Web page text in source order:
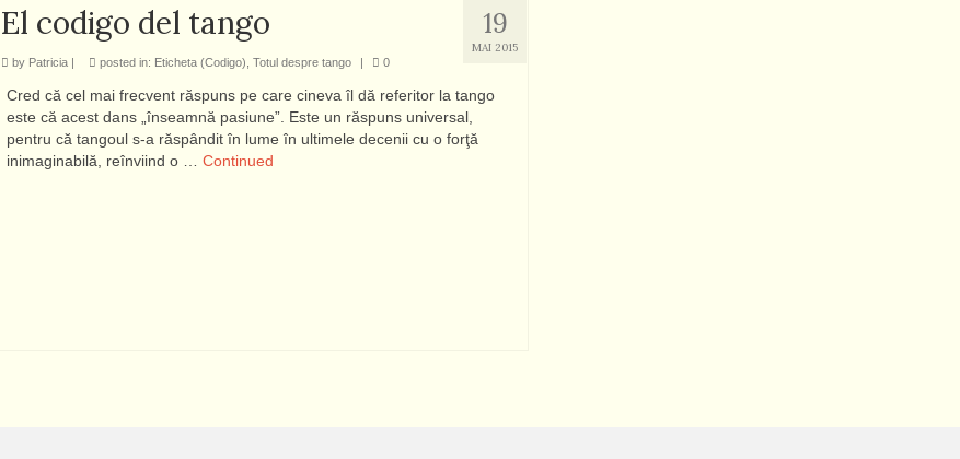
19
MAI 2015
El codigo del tango
by Patricia| posted in: Eticheta (Codigo) Totul despre tango | 0
Cred că cel mai frecvent răspuns pe care cineva îl dă referitor la tango
este că acest dans „înseamnă pasiune”. Este un răspuns universal,
pentru că tangoul s-a răspândit în lume în ultimele decenii cu o forţă
inimaginabilă, reînviind o … Continued